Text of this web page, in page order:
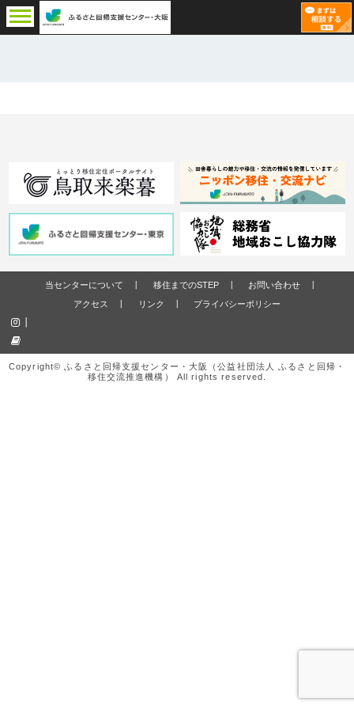
当センターについて 移住までのSTEP
お問い合わせ
アクセス
リンク プライバシーポリシー
Copyright© ふるさと回帰支援センター・大阪（公益社団法人 ふるさと回帰・
移住交流推進機構） All rights reserved.